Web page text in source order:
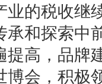
业的税收继
承和探索中
提高，品牌
博会，积极